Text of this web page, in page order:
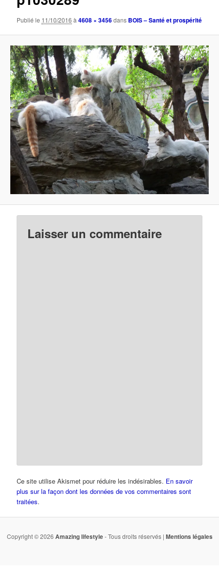
Publié le 11/10/2016 à4608 × 3456dans BOIS – Santé et prospérité
Laisser un commentaire
Ce site utilise Akismet pour réduire les indésirables. En savoir
plus sur la façon dont les données de vos commentaires sont
traitées.
Copyright © 2026 Amazing lifestyle- Tous droits réservés | Mentions légales